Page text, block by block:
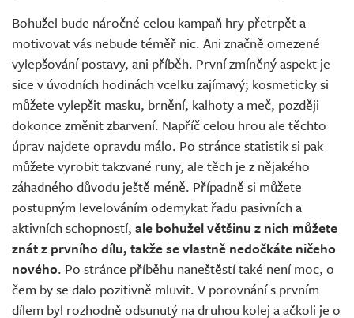
Bohužel bude náročné celou kampaň hry přetrpět a
motivovat vás nebude téměř nic. Ani značně omezené
vylepšování postavy, ani příběh. První zmíněný aspekt je
sice v úvodních hodinách vcelku zajímavý; kosmeticky si
můžete vylepšit masku, brnění, kalhoty a meč, později
dokonce změnit zbarvení. Napříč celou hrou ale těchto
úprav najdete opravdu málo. Po stránce statistik si pak
můžete vyrobit takzvané runy, ale těch je z nějakého
záhadného důvodu ještě méně. Případně si můžete
postupným levelováním odemykat řadu pasivních a
aktivních schopností, ale bohužel většinu z nich můžete
znát z prvního dílu, takže se vlastně nedočkáte ničeho
nového. Po stránce příběhu naneštěstí také není moc, o
čem by se dalo pozitivně mluvit. V porovnání s prvním
dílem byl rozhodně odsunutý na druhou kolej a ačkoli je o